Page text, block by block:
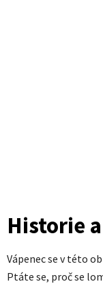
Historie
Vápenec se v této
Ptáte se, proč se